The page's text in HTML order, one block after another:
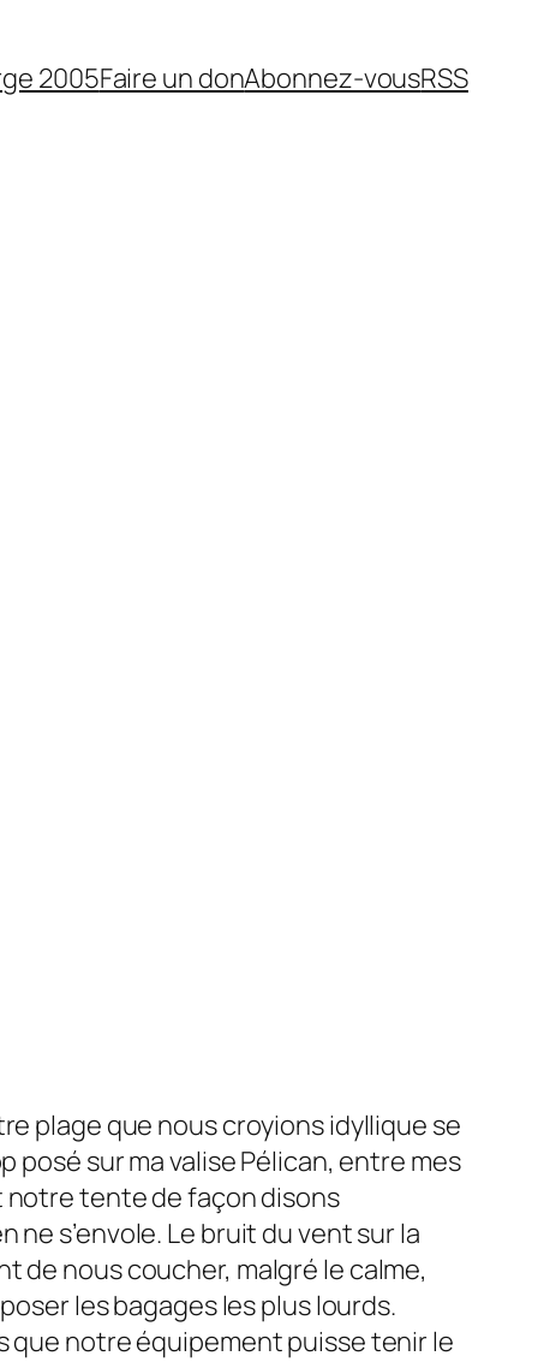
2005Faire un donAbonnez-vousRSS
plage que nous croyions idyllique se
posé sur ma valise Pélican, entre mes
notre tente de façon disons
s’envole. Le bruit du vent sur la
de nous coucher, malgré le calme,
les bagages les plus lourds.
que notre équipement puisse tenir le